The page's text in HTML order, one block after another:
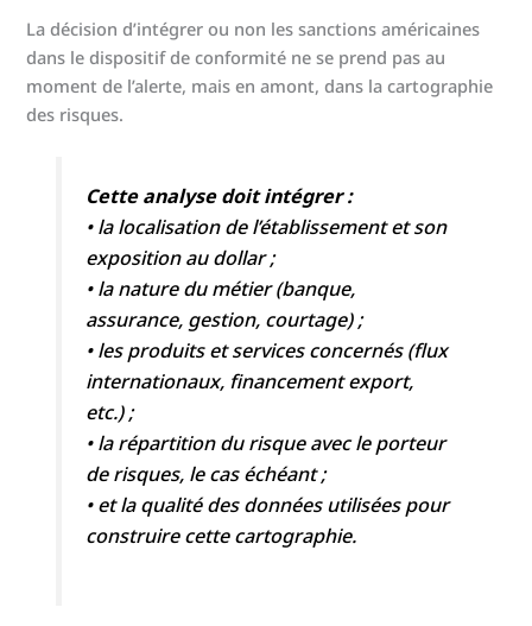
La décision d’intégrer ou non les sanctions américaines
dans le dispositif de conformité ne se prend pas au
moment de l’alerte, mais en amont, dans la cartographie
des risques.
Cette analyse doit intégrer :
• la localisation de l’établissement et son
exposition au dollar ;
• la nature du métier (banque,
assurance, gestion, courtage) ;
• les produits et services concernés (flux
internationaux, financement export,
etc.) ;
• la répartition du risque avec le porteur
de risques, le cas échéant ;
• et la qualité des données utilisées pour
construire cette cartographie.